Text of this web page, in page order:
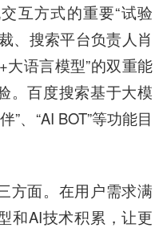
互方式的重要“试验
、搜索平台负责人肖
大语言模型”的双重能
。百度搜索基于大模
”、“AI BOT”等功能目
方面。在用户需求满
和AI技术积累，让更